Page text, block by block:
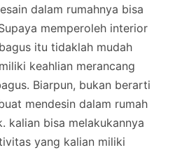
dalam rumahnya bisa
memperoleh interior
itu tidaklah mudah
keahlian merancang
Biarpun, bukan berarti
mendesin dalam rumah
kalian bisa melakukannya
yang kalian miliki